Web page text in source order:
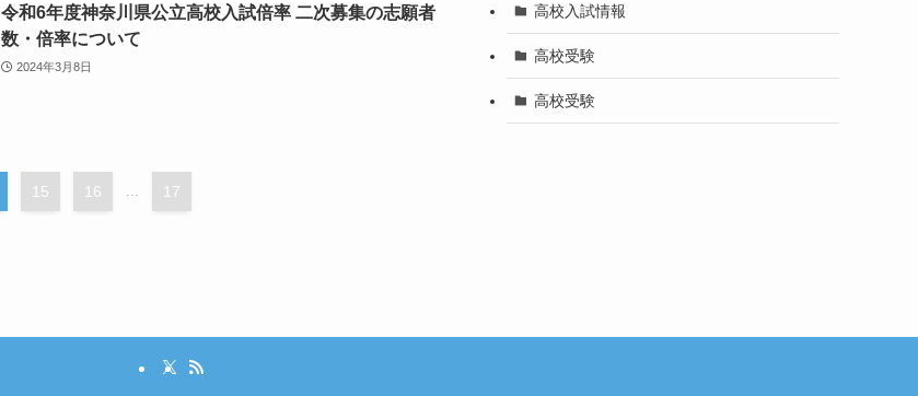
令和6年度神奈川県公立高校入試倍率 二次募集の志願者
数・倍率について
2024年3月8日
15 16 17
高校入試情報
高校受験
高校受験